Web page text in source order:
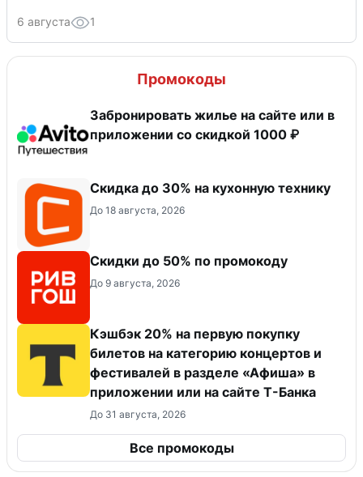
6 августа 1
Промокоды
Забронировать жилье на сайте или в
приложении со скидкой 1000 ₽
Скидка до 30% на кухонную технику
До 18 августа, 2026
Скидки до 50% по промокоду
До 9 августа, 2026
Кэшбэк 20% на первую покупку
билетов на категорию концертов и
фестивалей в разделе «Афиша» в
приложении или на сайте Т-Банка
До 31 августа, 2026
Все промокоды